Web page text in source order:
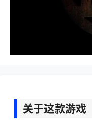
关于这款游戏